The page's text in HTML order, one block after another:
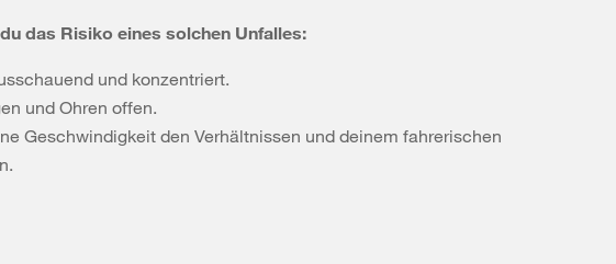
das Risiko eines solchen Unfalles:
und konzentriert.
und Ohren offen.
Geschwindigkeit den Verhältnissen und deinem fahrerischen